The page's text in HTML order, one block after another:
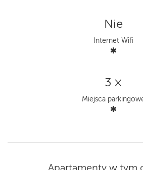
Nie
Internet Wifi
3 ×
Miejsca